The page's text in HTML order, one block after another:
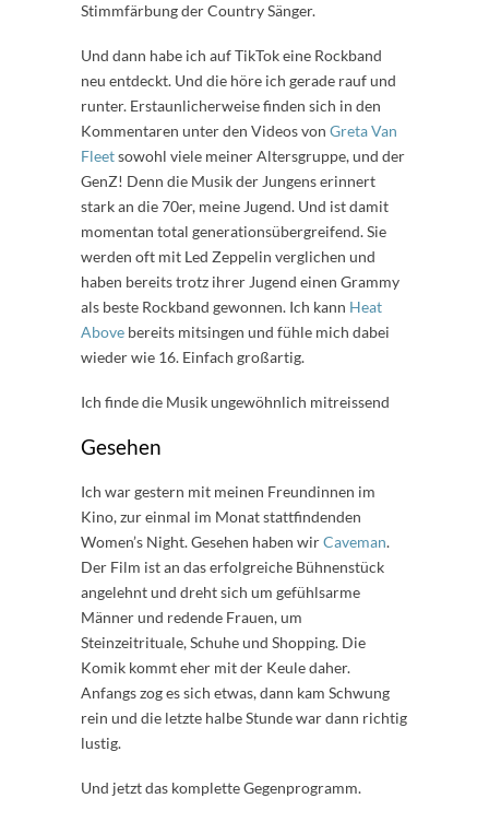
Stimmfärbung der Country Sänger.
Und dann habe ich auf TikTok eine Rockband
neu entdeckt. Und die höre ich gerade rauf und
runter. Erstaunlicherweise finden sich in den
Kommentaren unter den Videos von Greta Van
Fleetsowohl viele meiner Altersgruppe, und der
GenZ! Denn die Musik der Jungens erinnert
stark an die 70er, meine Jugend. Und ist damit
momentan total generationsübergreifend. Sie
werden oft mit Led Zeppelin verglichen und
haben bereits trotz ihrer Jugend einen Grammy
als beste Rockband gewonnen. Ich kann Heat
Above bereits mitsingen und fühle mich dabei
wieder wie 16. Einfach großartig.
Ich finde die Musik ungewöhnlich mitreissend
Gesehen
Ich war gestern mit meinen Freundinnen im
Kino, zur einmal im Monat stattfindenden
Women’s Night. Gesehen haben wirCaveman.
Der Film ist an das erfolgreiche Bühnenstück
angelehnt und dreht sich um gefühlsarme
Männer und redende Frauen, um
Steinzeitrituale, Schuhe und Shopping. Die
Komik kommt eher mit der Keule daher.
Anfangs zog es sich etwas, dann kam Schwung
rein und die letzte halbe Stunde war dann richtig
lustig.
Und jetzt das komplette Gegenprogramm.